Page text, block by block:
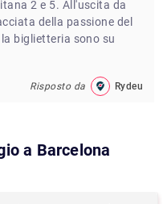
2 e 5. All'uscita da
della passione del
biglietteria sono su
Risposto da Rydeu
a Barcelona